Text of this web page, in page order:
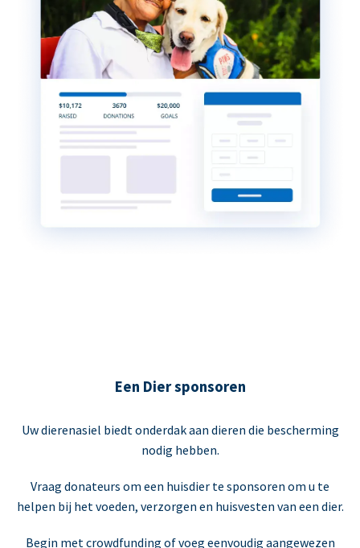
Een Dier sponsoren
Uw dierenasiel biedt onderdak aan dieren die bescherming
nodig hebben.
Vraag donateurs om een huisdier te sponsoren om u te
helpen bij het voeden, verzorgen en huisvesten van een dier.
Begin met crowdfunding of voeg eenvoudig aangewezen